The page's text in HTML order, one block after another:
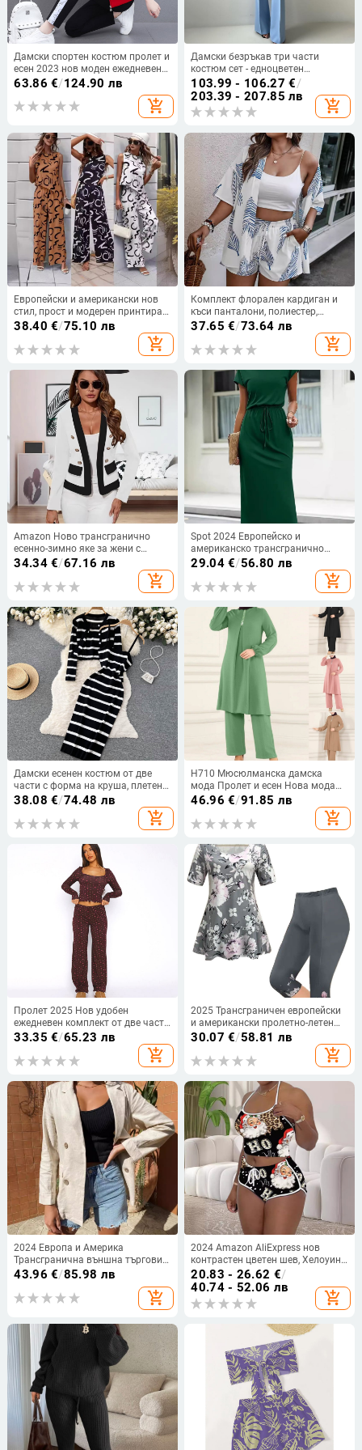
Дамски спортен костюм пролет и
есен 2023 нов моден ежедневен
западен стил тънък комплект от
63.86 €/124.90 лв
add_shopping_cart
Дамски безръкав три части
костюм сет - едноцветен
полиестер, топ, панталони и сако,
без гладене, лято 2024, уличен
хипстър стил
103.99 - 106.27 €/
203.39 - 207.85 лв
add_shopping_cart
Европейски и американски нов
стил, прост и модерен принтиран
без ръкави, неправилен жилетка
и еластичен панталон с джоб и
еластична талия
38.40 €/75.10 лв
add_shopping_cart
Комплект флорален кардиган и
къси панталони, полиестер,
основен състав 90–95%, ръкав
37.65 €/73.64 лв
add_shopping_cart
Amazon Ново трансгранично
есенно-зимно яке за жени с
европейски и американски
закопчаване с фалшив джоб
34.34€/67.16 лв
add_shopping_cart
Spot 2024 Европейско и
американско трансгранично
дамско облекло Лятна нова
независима станция с кръгло
деколте и талия в чист цвят,
29.04€/56.80 лв
add_shopping_cart
Дамски есенен костюм от две
части с форма на круша, плетен
кардиган с дълъг ръкав, раирана
презрамка, слим кройка, модерен
38.08 €/74.48 лв
add_shopping_cart
H710 Мюсюлманска дамска
мода Пролет и есен Нова мода
Едноцветна Елегантна риза с
дълъг ръкав Свободни широки
панталони костюм
46.96 €/91.85 лв
add_shopping_cart
Пролет 2025 Нов удобен
ежедневен комплект от две части
с малък щампован къс топ с
дървени уши и панталони с тясна
талия
33.35 €/65.23 лв
add_shopping_cart
2025 Трансграничен европейски
и американски пролетно-летен
дамски нов цветен моден
ежедневен костюм с къс ръкав с
флорален принт от две части
30.07 €/58.81 лв
add_shopping_cart
2024 Европа и Америка
Трансгранична външна търговия
Ранна есен Xiyin Горещо
продавано късо яке с дълъг
ръкав, свободно яке за жени
43.96 €/85.98 лв
add_shopping_cart
2024 Amazon AliExpress нов
контрастен цветен шев, Хелоуин,
Коледа, висящ деколте, тънък
секси костюм
20.83 - 26.62 €/
40.74 - 52.06 лв
add_shopping_cart